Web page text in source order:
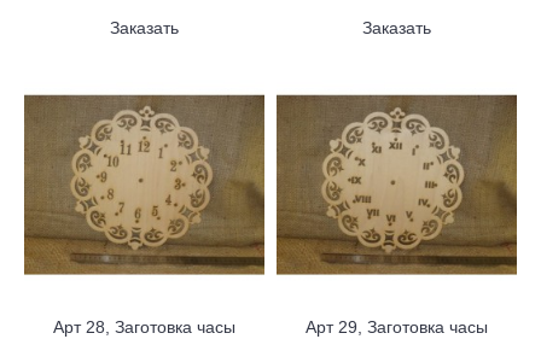
Заказать Заказать
Арт 28, Заготовка часы
Арт 29, Заготовка часы